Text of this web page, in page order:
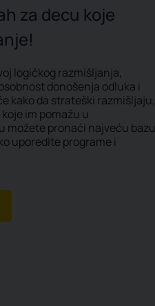
za decu koje
logičkog razmišljanja,
donošenja odluka i
kako da strateški razmišljaju,
im pomažu u
možete pronaći najveću bazu
uporedite programe i